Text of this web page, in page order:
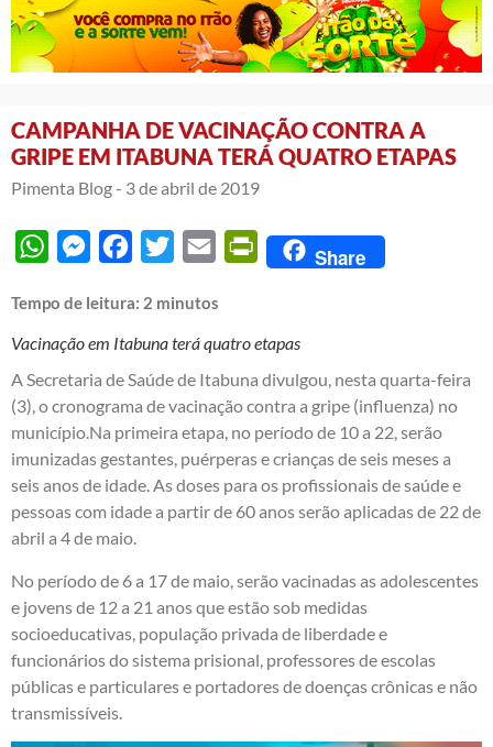
CAMPANHA DE VACINAÇÃO CONTRA A
GRIPE EM ITABUNA TERÁ QUATRO ETAPAS
Pimenta Blog - 3 de abril de 2019
WhatsAppMessengerFacebook
Twitter Email PrintFriendly
Share
Tempo de leitura: 2 minutos
Vacinação em Itabuna terá quatro etapas
A Secretaria de Saúde de Itabuna divulgou, nesta quarta-feira
(3), o cronograma de vacinação contra a gripe (influenza) no
município.Na primeira etapa, no período de 10 a 22, serão
imunizadas gestantes, puérperas e crianças de seis meses a
seis anos de idade. As doses para os profissionais de saúde e
pessoas com idade a partir de 60 anos serão aplicadas de 22 de
abril a 4 de maio.
No período de 6 a 17 de maio, serão vacinadas as adolescentes
e jovens de 12 a 21 anos que estão sob medidas
socioeducativas, população privada de liberdade e
funcionários do sistema prisional, professores de escolas
públicas e particulares e portadores de doenças crônicas e não
transmissíveis.